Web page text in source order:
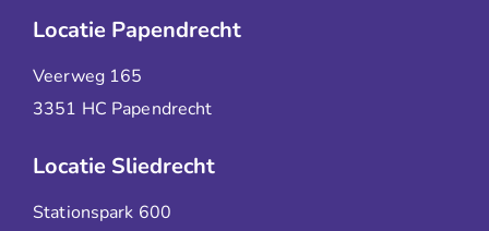
Locatie Papendrecht
Veerweg 165
3351 HC Papendrecht
Locatie Sliedrecht
Stationspark 600